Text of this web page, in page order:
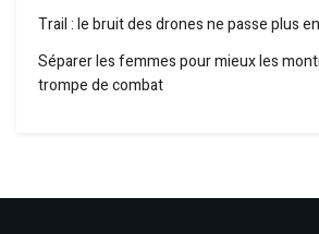
Trail : le bruit des drones ne passe plus
Séparer les femmes pour mieux les
trompe de combat